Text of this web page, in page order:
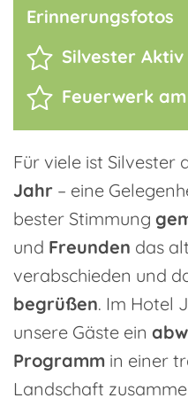
Erinnerungsfotos
Silvester Aktiv
Feuerwerk am
Für viele ist Silvester
Jahr – eine
bester Stimmung
und Freunden das
verabschieden und
begrüßen. Im Hotel
unsere Gäste ein
Programm in einer
Landschaft